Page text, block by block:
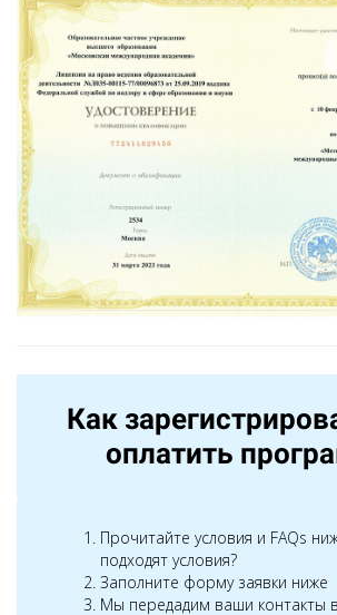
Как
оплатить
Прочитайте условия и FAQs
подходят условия?
Заполните форму заявки ниже
Мы передадим ваши контакты